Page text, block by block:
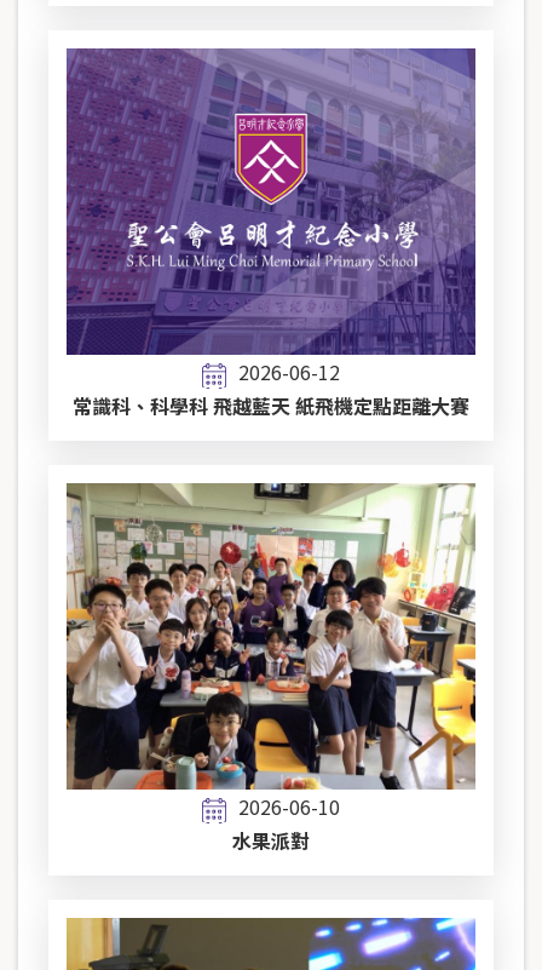
2026-06-12
常識科、科學科 飛越藍天 紙飛機定點距離大賽
2026-06-10
水果派對